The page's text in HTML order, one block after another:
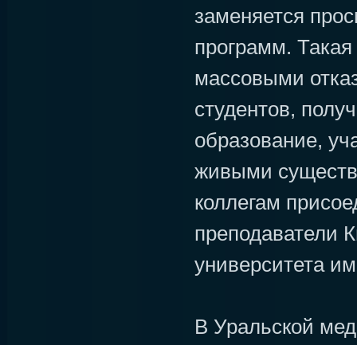
заменяется
программ.
массовыми
студентов,
образование,
живыми
коллегам
преподаватели
университета
В Уральской